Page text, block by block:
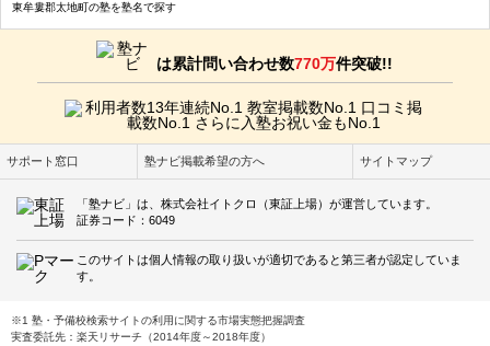
東牟婁郡太地町の塾を塾名で探す
は累計問い合わせ数770万件突破!!
サポート窓口 塾ナビ掲載希望の方へ サイトマップ
「塾ナビ」は、株式会社イトクロ（東証上場）が運営しています。
証券コード：6049
このサイトは個人情報の取り扱いが適切であると第三者が認定していま
す。
※1 塾・予備校検索サイトの利用に関する市場実態把握調査
実査委託先：楽天リサーチ（2014年度～2018年度）